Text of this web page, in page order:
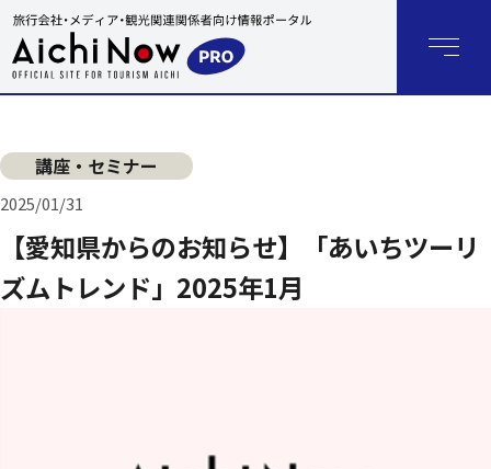
講座・セミナー
2025/01/31
【愛知県からのお知らせ】「あいちツーリ
ズムトレンド」2025年1月